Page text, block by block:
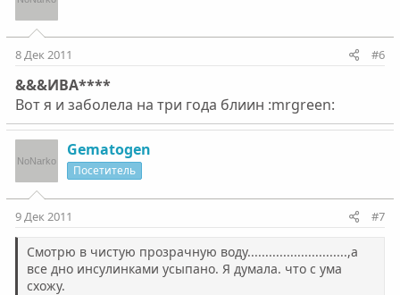
8 Дек 2011 #6
&&&ИВА****
Вот я и заболела на три года блиин :mrgreen:
Gematogen
Посетитель
9 Дек 2011 #7
Смотрю в чистую прозрачную воду............................,а
все дно инсулинками усыпано. Я думала. что с ума
схожу.